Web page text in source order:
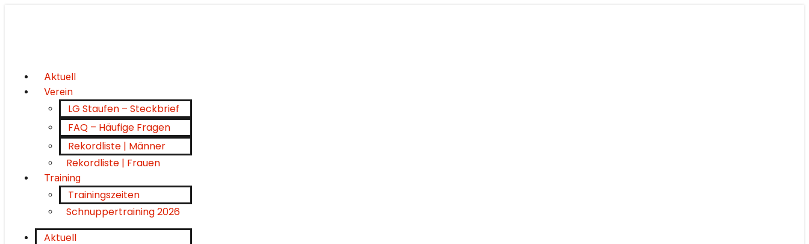
Aktuell
Verein
LG Staufen – Steckbrief
FAQ – Häufige Fragen
Rekordliste | Männer
Rekordliste | Frauen
Training
Trainingszeiten
Schnuppertraining 2026
Aktuell